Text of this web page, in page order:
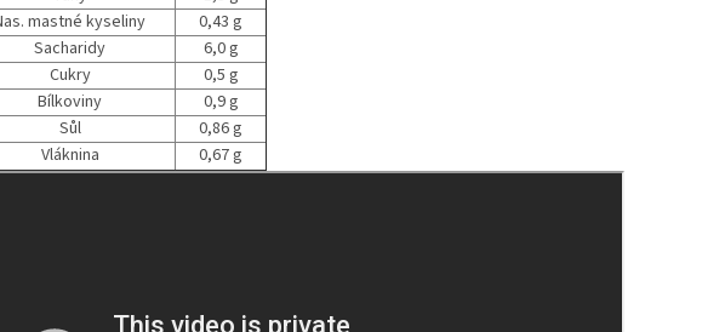
mastné kyseliny
0,43 g
Sacharidy
6,0 g
Cukry
0,5 g
Bílkoviny
0,9 g
Sůl
0,86 g
Vláknina
0,67 g